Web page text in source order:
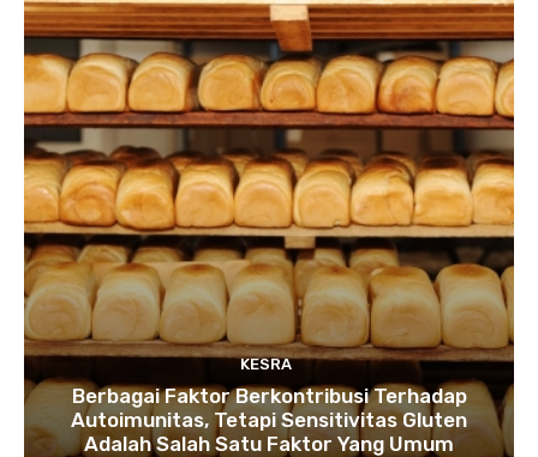
KESRA
Berbagai Faktor Berkontribusi Terhadap
Autoimunitas, Tetapi Sensitivitas Gluten
Adalah Salah Satu Faktor Yang Umum